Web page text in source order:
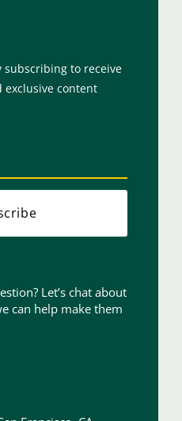
subscribing to receive
content
Let’s chat about
can help make them